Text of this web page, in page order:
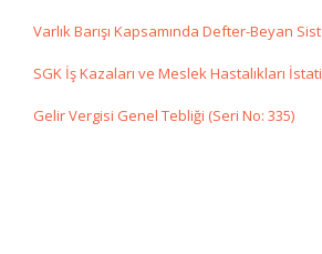
Varlık Barışı Kapsamında Defter-Beyan
SGK İş Kazaları ve Meslek Hastalıkları
Gelir Vergisi Genel Tebliği (Seri No: 335)